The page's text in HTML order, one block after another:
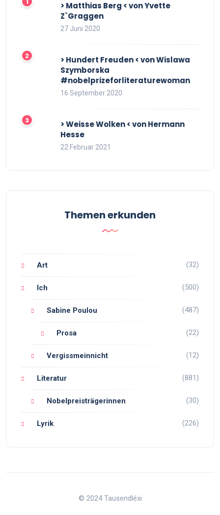
> Matthias Berg < von Yvette
Z`Graggen
27 Juni 2020
> Hundert Freuden < von Wislawa
Szymborska
#nobelprizeforliteraturewoman
16 September 2020
> Weisse Wolken < von Hermann
Hesse
22 Februar 2021
Themen erkunden
Art (32)
Ich (500)
Sabine Poulou (487)
Prosa (22)
Vergissmeinnicht (12)
Literatur (881)
Nobelpreisträgerinnen (30)
Lyrik (226)
© 2024 Tausendléxi